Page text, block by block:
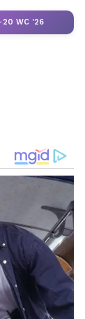
ఇచ్చాడు.
20 WC '26